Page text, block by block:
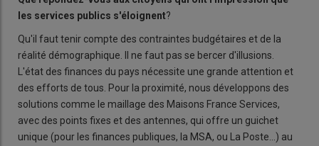
les services publics s'éloignent?
Qu'il faut tenir compte des contraintes budgétaires et de la
réalité démographique. Il ne faut pas se bercer d'illusions.
L'état des finances du pays nécessite une grande attention et
des efforts de tous. Pour la proximité, nous développons des
solutions comme le maillage des Maisons France Services,
avec des points fixes et des antennes, qui offre un guichet
unique (pour les finances publiques, la MSA, ou La Poste…) au